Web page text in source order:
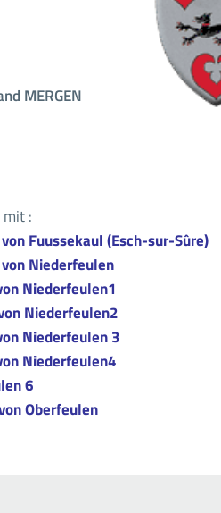
MERGEN
:
Fuussekaul (Esch-sur-Sûre)
Niederfeulen
Niederfeulen1
Niederfeulen2
Niederfeulen 3
Niederfeulen4
6
Oberfeulen